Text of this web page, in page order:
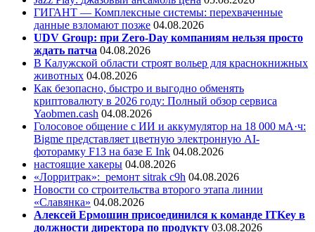
ГИГАНТ — Комплексные системы: перехваченные
данные взломают позже 04.08.2026
UDV Group: при Zero-Day компаниям нельзя просто
ждать патча 04.08.2026
В Калужской области строят вольер для краснокнижных
животных 04.08.2026
Как безопасно, быстро и выгодно обменять
криптовалюту в 2026 году: Полный обзор сервиса
Yaobmen.cash 04.08.2026
Голосовое общение с ИИ и аккумулятор на 18 000 мА·ч:
Bigme представляет цветную электронную AI-
фоторамку F13 на базе E Ink 04.08.2026
настоящие хакеры 04.08.2026
«Лорритрак»: ремонт sitrak c9h 04.08.2026
Новости со строительства второго этапа линии
«Славянка» 04.08.2026
Алексей Ермошин присоединился к команде ITKey в
должности директора по продукту 03.08.2026